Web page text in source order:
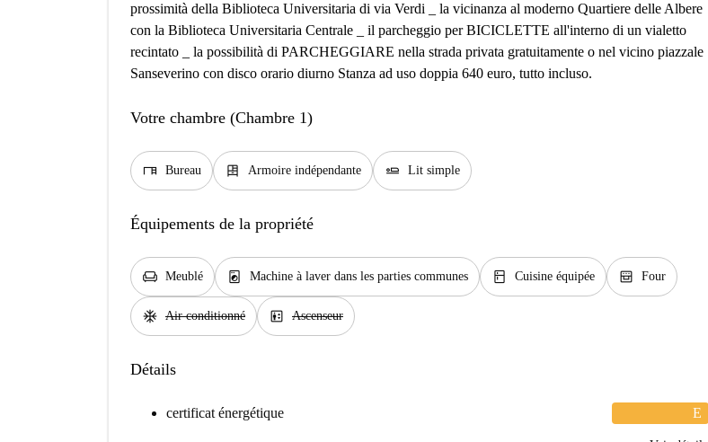
prossimità della Biblioteca Universitaria di via Verdi _ la vicinanza al moderno Quartiere delle Albere
con la Biblioteca Universitaria Centrale _ il parcheggio per BICICLETTE all'interno di un vialetto
recintato _ la possibilità di PARCHEGGIARE nella strada privata gratuitamente o nel vicino piazzale
Sanseverino con disco orario diurno Stanza ad uso doppia 640 euro, tutto incluso.
Votre chambre (Chambre 1)
desk Bureau dresser Armoire indépendante airline_seat_flat Lit simple
Équipements de la propriété
chair Meublé local_laundry_service Machine à laver dans les parties communes kitchen Cuisine équipée oven_gen Four
ac_unit Air conditionné elevator Ascenseur
Détails
certificat énergétique E